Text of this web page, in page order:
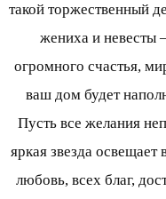
такой торжественный
жениха и невесты
огромного счастья,
ваш дом будет
Пусть все желания
яркая звезда
любовь, всех благ,